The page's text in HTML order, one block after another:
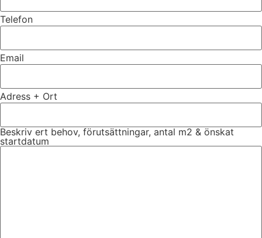
Telefon
Email
Adress + Ort
Beskriv ert behov, förutsättningar, antal m2 & önskat
startdatum